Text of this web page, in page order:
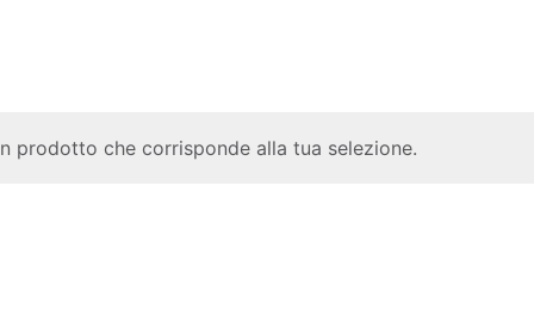
prodotto che corrisponde alla tua selezione.